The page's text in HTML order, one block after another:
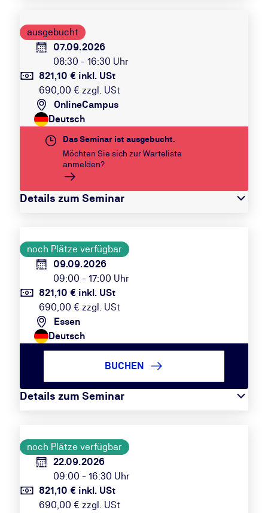
ausgebucht
07.09.2026
08:30 - 16:30 Uhr
821,10 € inkl. USt
690,00 € zzgl. USt
OnlineCampus
Deutsch
Details zum Seminar
Das Seminar ist ausgebucht.
Möchten Sie sich zur Warteliste
anmelden?
noch Plätze verfügbar
09.09.2026
09:00 - 17:00 Uhr
821,10 € inkl. USt
690,00 € zzgl. USt
Essen
Deutsch
Details zum Seminar
BUCHEN
noch Plätze verfügbar
22.09.2026
09:00 - 16:30 Uhr
821,10 € inkl. USt
690,00 € zzgl. USt